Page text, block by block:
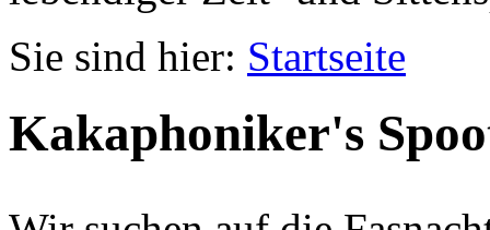
Sie sind hier: Startseite
Kakaphoniker's